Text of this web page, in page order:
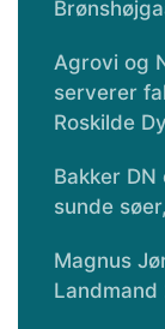
Agrovi og
serverer
Roskilde
Bakker
sunde
Magnus
Landmand